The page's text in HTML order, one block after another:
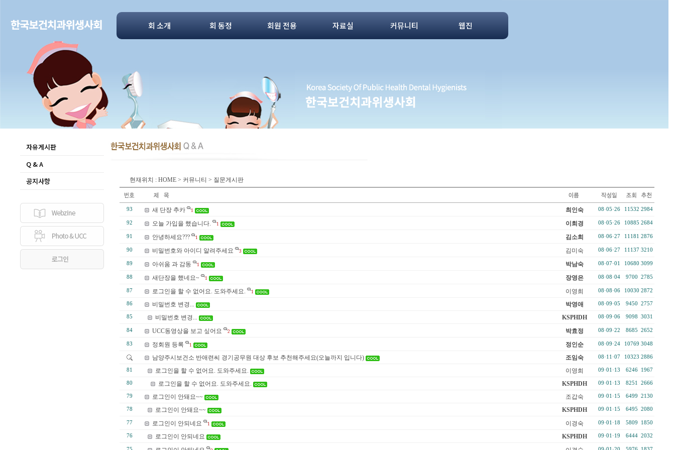
회 소개 회 동정 회원 전용 자료실 커뮤니티 웹진
자유게시판
Q & A
공지사항
현재위치 : HOME > 커뮤니티 > 질문게시판
93 새 단장 추카 1 최인숙 08·05·26 11532 2984
92 오늘 가입을 했습니다. 1 이희경 08·05·26 10885 2684
91 안녕하세요??? 1 김소희 08·06·27 11181 2876
90 비밀번호와 아이디 알려주세요 3 김미숙 08·06·27 11137 3210
89 아쉬움 과 감동 1 박남숙 08·07·01 10680 3099
88 새단장을 했네요~ 1 장영은 08·08·04 9700 2785
87 로그인을 할 수 없어요. 도와주세요. 1 이영희 08·08·06 10030 2872
86 비밀번호 변경... 박영애 08·09·05 9450 2757
85 비밀번호 변경... KSPHDH 08·09·06 9098 3031
84 UCC동영상을 보고 싶어요 2 박효정 08·09·22 8685 2652
83 정회원 등록 1 정인순 08·09·24 10769 3048
남양주시보건소 반애련씨 경기공무원 대상 후보 추천해주세요(오늘까지 입니다) 조임숙 08·11·07 10323 2886
81 로그인을 할 수 없어요. 도와주세요. 이영희 09·01·13 6246 1967
80 로그인을 할 수 없어요. 도와주세요. KSPHDH 09·01·13 8251 2666
79 로그인이 안돼요~~ 조갑숙 09·01·15 6499 2130
78 로그인이 안돼요~~ KSPHDH 09·01·15 6495 2080
77 로그인이 안되네요 1 이경숙 09·01·18 5809 1850
76 로그인이 안되네요 KSPHDH 09·01·19 6444 2032